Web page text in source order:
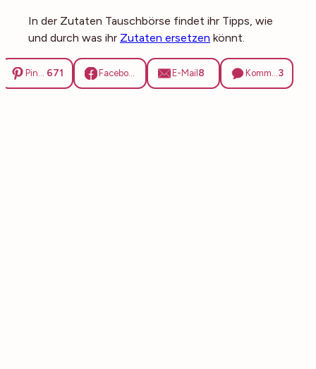
In der Zutaten Tauschbörse findet ihr Tipps, wie
und durch was ihr Zutaten ersetzen könnt.
671 E-Mail8 3